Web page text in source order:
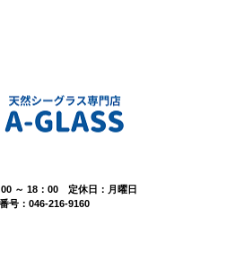
～ 18：00 定休日：月曜日
号：046-216-9160